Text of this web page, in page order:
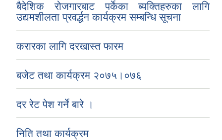
बैदेशिक रोजगारबाट पर्केका ब्यक्तिहरुका लागि
उद्यमशीलता प्रवर्द्धन कार्यक्रम सम्बन्धि सूचना
करारका लागि दरखास्त फारम
बजेट तथा कार्यक्रम २०७५।०७६
दर रेट पेश गर्ने बारे ।
निति तथा कार्यक्रम